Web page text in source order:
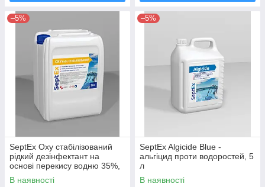
–5%
SeptEx Oxy стабілізований
рідкий дезінфектант на
основі перекису водню 35%,
20 л (22 кг)
В наявності
–5%
SeptEx Algicide Blue -
альгіцид проти водоростей, 5
л
В наявності